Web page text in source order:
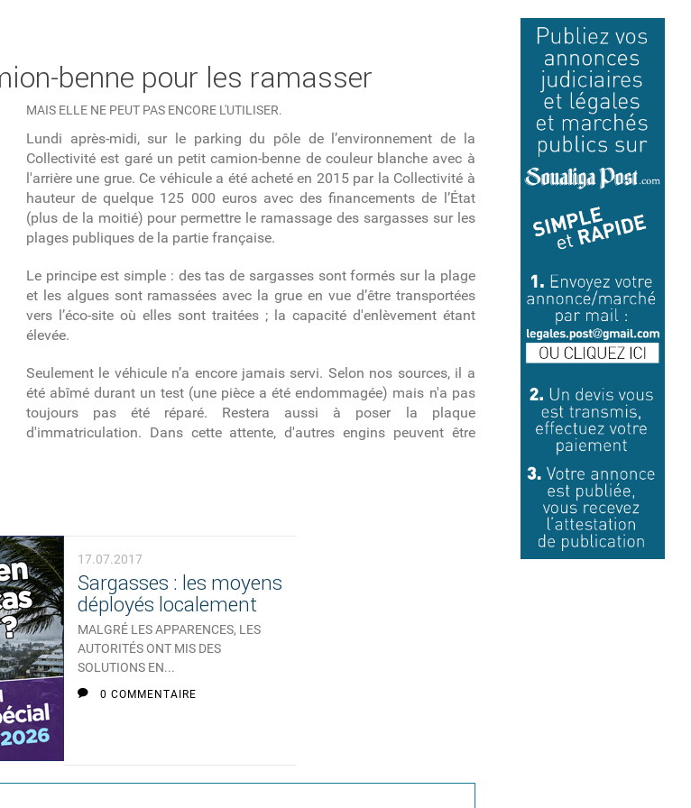
benne pour les ramasser
MAIS ELLE NE PEUT PAS ENCORE L'UTILISER.
Lundi après-midi, sur le parking du pôle de l’environnement de la
Collectivité est garé un petit camion-benne de couleur blanche avec à
l'arrière une grue. Ce véhicule a été acheté en 2015 par la Collectivité à
hauteur de quelque 125 000 euros avec des financements de l’État
(plus de la moitié) pour permettre le ramassage des sargasses sur les
plages publiques de la partie française.
Le principe est simple : des tas de sargasses sont formés sur la plage
et les algues sont ramassées avec la grue en vue d’être transportées
vers l’éco-site où elles sont traitées ; la capacité d'enlèvement étant
élevée.
Seulement le véhicule n’a encore jamais servi. Selon nos sources, il a
été abîmé durant un test (une pièce a été endommagée) mais n'a pas
toujours pas été réparé. Restera aussi à poser la plaque
d'immatriculation. Dans cette attente, d'autres engins peuvent être
17.07.2017
Sargasses : les moyens
déployés localement
MALGRÉ LES APPARENCES, LES
AUTORITÉS ONT MIS DES
SOLUTIONS EN...
0 COMMENTAIRE